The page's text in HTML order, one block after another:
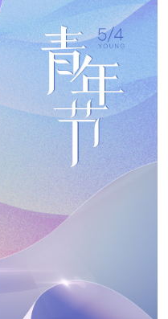
次元手办抽赏开发
箱赏/无限赏